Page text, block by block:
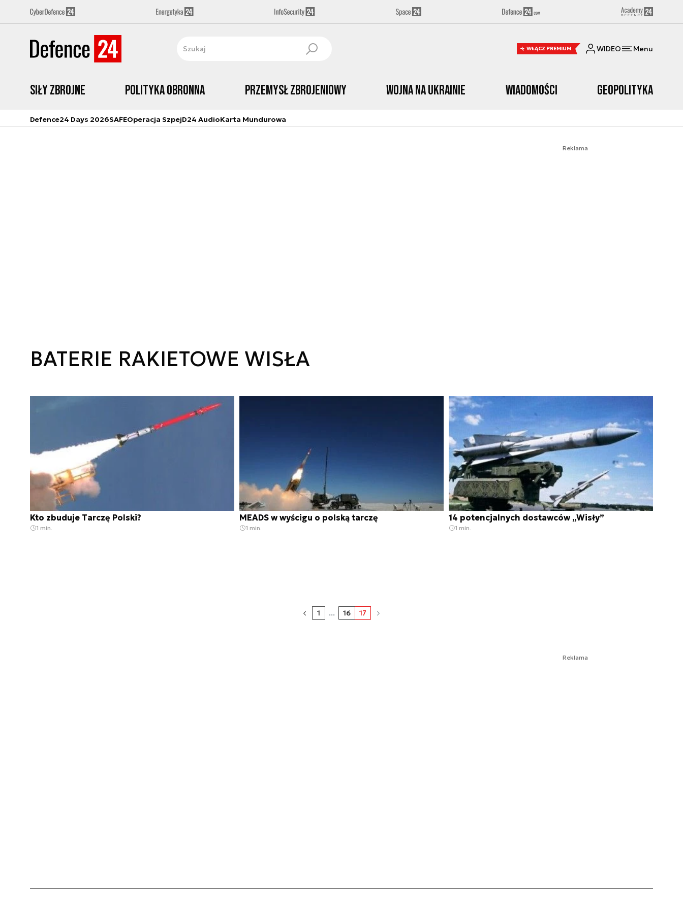
WŁĄCZ PREMIUM WIDEO Menu
Siły zbrojne Polityka obronna Przemysł Zbrojeniowy Wojna na Ukrainie Wiadomości Geopolityka
Defence24 Days 2026SAFEOperacja SzpejD24 AudioKarta Mundurowa
Reklama
BATERIE RAKIETOWE WISŁA
Kto zbuduje Tarczę Polski?
1 min.
MEADS w wyścigu o polską tarczę
1 min.
14 potencjalnych dostawców „Wisły”
1 min.
1 ... 16 17
Reklama